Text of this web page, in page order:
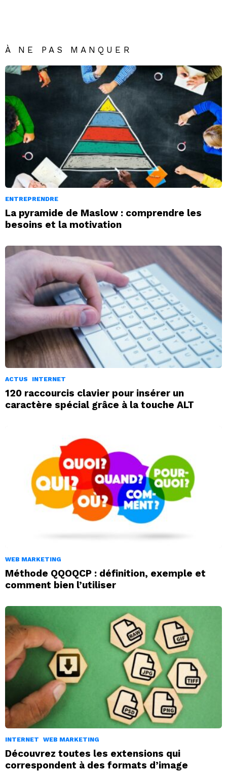
À NE PAS MANQUER
ENTREPRENDRE
La pyramide de Maslow : comprendre les
besoins et la motivation
ACTUS INTERNET
120 raccourcis clavier pour insérer un
caractère spécial grâce à la touche ALT
WEB MARKETING
Méthode QQOQCP : définition, exemple et
comment bien l’utiliser
INTERNET WEB MARKETING
Découvrez toutes les extensions qui
correspondent à des formats d’image